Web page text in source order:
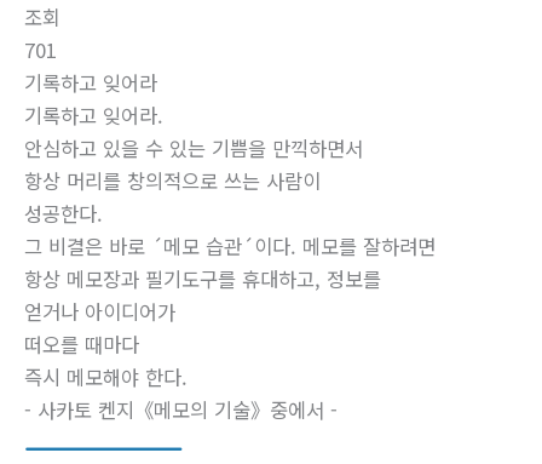
조회
701
기록하고 잊어라
기록하고 잊어라.
안심하고 있을 수 있는 기쁨을 만끽하면서
항상 머리를 창의적으로 쓰는 사람이
성공한다.
그 비결은 바로 ´메모 습관´이다. 메모를 잘하려면
항상 메모장과 필기도구를 휴대하고, 정보를
얻거나 아이디어가
떠오를 때마다
즉시 메모해야 한다.
- 사카토 켄지《메모의 기술》중에서 -
...............................................................................................................................